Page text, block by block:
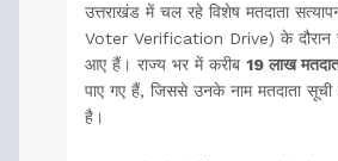
उत्तराखंड में चल रहे विशेष मतदाता
Voter Verification Drive) के दौरान
आए हैं। राज्य भर में करीब 19 लाख
पाए गए हैं, जिससे उनके नाम मतदाता
है।